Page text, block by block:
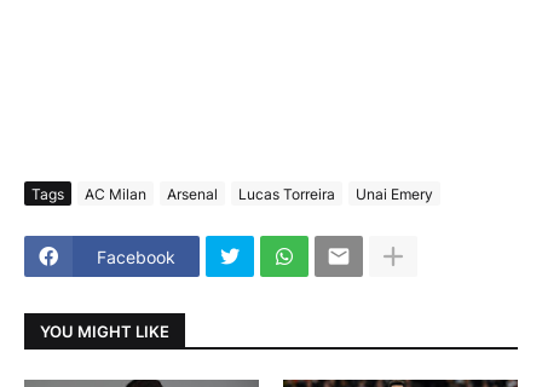
Tags AC Milan Arsenal Lucas Torreira Unai Emery
Facebook
YOU MIGHT LIKE